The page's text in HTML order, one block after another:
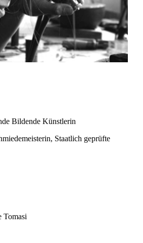
Bildende Künstlerin
Staatlich geprüfte
Tomasi